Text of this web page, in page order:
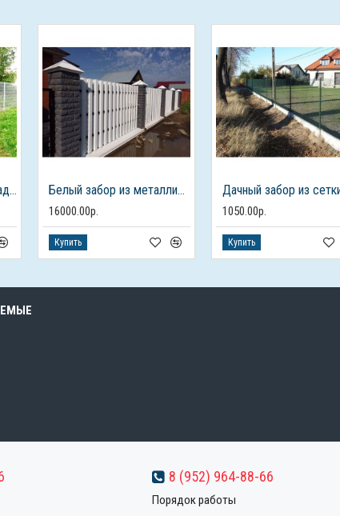
Белый забор 3 Д для садово-парковой зоны Белый забор из металлического штакетника
16000.00р.
Купить
1050.00р.
Купить
8 (952) 964-88-66
Порядок работы